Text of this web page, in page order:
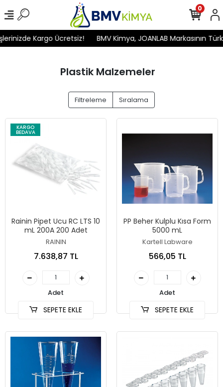
Kargo Ücretsiz! BMV Kimya, JOANLAB Markasının
0
Plastik Malzemeler
Filtreleme Sıralama
KARGO
BEDAVA
Rainin Pipet Ucu RC LTS 10
mL 200A 200 Adet
RAININ
7.638,87 TL
Adet
SEPETE EKLE
PP Beher Kulplu Kısa Form
5000 mL
Kartell Labware
566,05 TL
Adet
SEPETE EKLE